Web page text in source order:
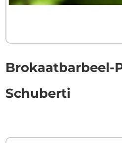
Brokaatbarbeel-
Schuberti